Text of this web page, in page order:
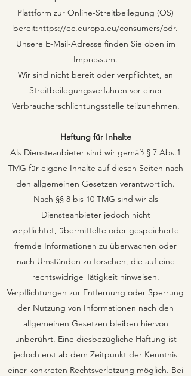
Plattform zur Online-Streitbeilegung (OS)
bereit:https://ec.europa.eu/consumers/odr.
Unsere E-Mail-Adresse finden Sie oben im
Impressum.
Wir sind nicht bereit oder verpflichtet, an
Streitbeilegungsverfahren vor einer
Verbraucherschlichtungsstelle teilzunehmen.
Haftung für Inhalte
Als Diensteanbieter sind wir gemäß § 7 Abs.1
TMG für eigene Inhalte auf diesen Seiten nach
den allgemeinen Gesetzen verantwortlich.
Nach §§ 8 bis 10 TMG sind wir als
Diensteanbieter jedoch nicht
verpflichtet, übermittelte oder gespeicherte
fremde Informationen zu überwachen oder
nach Umständen zu forschen, die auf eine
rechtswidrige Tätigkeit hinweisen.
Verpflichtungen zur Entfernung oder Sperrung
der Nutzung von Informationen nach den
allgemeinen Gesetzen bleiben hiervon
unberührt. Eine diesbezügliche Haftung ist
jedoch erst ab dem Zeitpunkt der Kenntnis
einer konkreten Rechtsverletzung möglich. Bei